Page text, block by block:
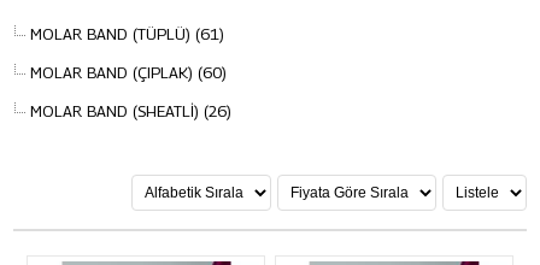
MOLAR BAND (TÜPLÜ) (61)
MOLAR BAND (ÇIPLAK) (60)
MOLAR BAND (SHEATLİ) (26)